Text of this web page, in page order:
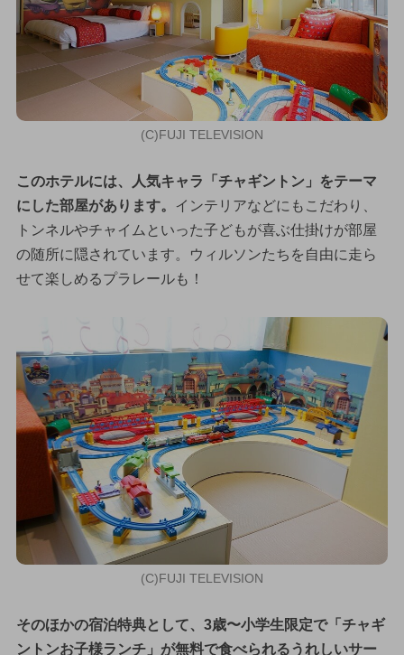
(C)FUJI TELEVISION
このホテルには、人気キャラ「チャギントン」をテーマ
にした部屋があります。 インテリアなどにもこだわり、
トンネルやチャイムといった子どもが喜ぶ仕掛けが部屋
の随所に隠されています。ウィルソンたちを自由に走ら
せて楽しめるプラレールも！
(C)FUJI TELEVISION
そのほかの宿泊特典として、3歳〜小学生限定で「チャギ
ントンお子様ランチ」が無料で食べられるうれしいサー